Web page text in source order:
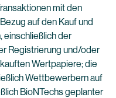
mit den
auf den Kauf und
einschließlich der
Registrierung und/oder
Wertpapiere; die
Wettbewerbern auf
BioNTechs geplanter